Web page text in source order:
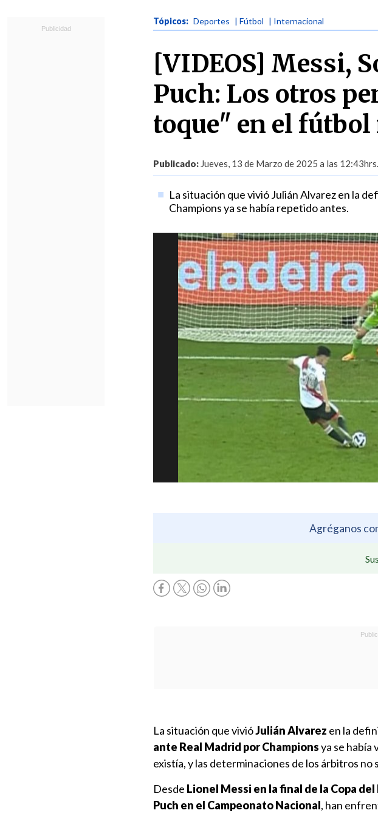
Tópicos: Deportes | Fútbol | Internacional
[VIDEOS] Messi,
Puch: Los otros
toque" en el
Publicado: Jueves, 13 de Marzo de 2025 a las 12:43hrs.
La situación que vivió Julián Alvarez en la
Champions ya se había repetido antes.
Agréganos
La situación que vivióJulián Alvarez en la
ante Real Madrid por Championsya se había
existía, y las determinaciones de los árbitros no
Desde Lionel Messi en la final de la Copa
Puch en el Campeonato Nacional, han